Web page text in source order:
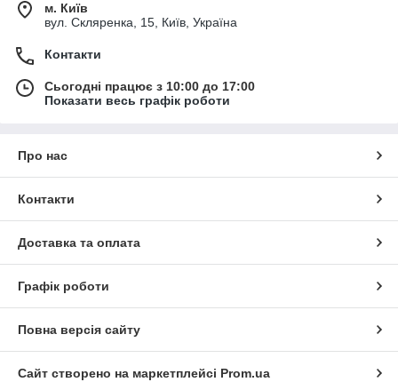
м. Київ
вул. Скляренка, 15, Київ, Україна
Контакти
Сьогодні працює з 10:00 до 17:00
Показати весь графік роботи
Про нас
Контакти
Доставка та оплата
Графік роботи
Повна версія сайту
Сайт створено на маркетплейсі Prom.ua